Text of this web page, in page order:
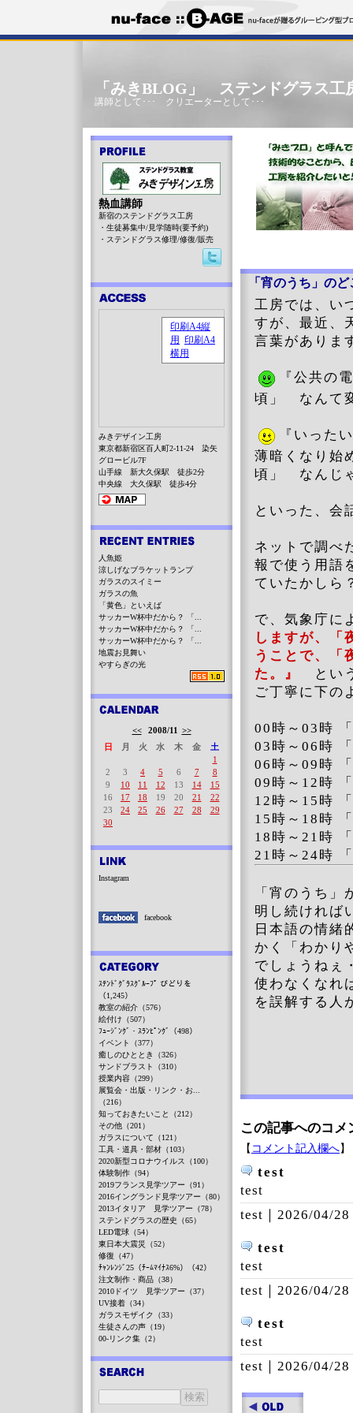
「みきBLOG」 ステンドグラス工
講師として･･･ クリエーターとして･･･
「宵のうち」の
工房では、い
すが、最近、
言葉がありま
『公共の
頃」 なんて
『いっ
薄暗くなり始
頃」 なんじ
といった、会
ネットで調べ
報で使う用語
ていたかしら
で、気象庁に
しますが、「
うことで、「
た。』
とい
ご丁寧に下の
00時～03時
03時～06時
06時～09
09時～12時
12時～15時
15時～18時
18時～21
21時～24時
「宵のうち
明し続けれ
日本語の情緒
かく「わかり
でしょうねぇ
使わなくなれ
を誤解する人
この記事へのコメ
【 コメント記入欄へ】
test
test
test｜ 2026/04/
test
test
test｜ 2026/04/
test
test
test｜ 2026/04/
熱血講師
新宿のステンドグラス工房
・生徒募集中/見学随時(要予約)
・ステンドグラス修理/修復/販売
みきデザイン工房
東京都新宿区百人町2-11-24 染矢
グロービル7F
山手線 新大久保駅 徒歩2分
中央線 大久保駅 徒歩4分
人魚姫
涼しげなブラケットランプ
ガラスのスイミー
ガラスの魚
「黄色」といえば
サッカーW杯中だから？ 「...
サッカーW杯中だから？ 「...
サッカーW杯中だから？ 「...
地震お見舞い
やすらぎの光
<< 2008/11 >>
日
月 火 水 木 金
土
1
2
3 4 5 6 7
8
9
10 11 12 13 14
15
16
17 18 19 20 21
22
23
24 25 26 27 28
29
30
Instagram
facebook
ｽﾃﾝﾄﾞｸﾞﾗｽｸﾞﾙｰﾌﾟ びどりを
（1,245）
教室の紹介（576）
絵付け（507）
ﾌｭｰｼﾞﾝｸﾞ・ｽﾗﾝﾋﾟﾝｸﾞ（498）
イベント（377）
癒しのひととき（326）
サンドブラスト（310）
授業内容（299）
展覧会・出版・リンク・お...
（216）
知っておきたいこと（212）
その他（201）
ガラスについて（121）
工具・道具・部材（103）
2020新型コロナウイルス（100）
体験制作（94）
2019フランス見学ツアー（91）
2016イングランド見学ツアー（80）
2013イタリア 見学ツアー（78）
ステンドグラスの歴史（65）
LED電球（54）
東日本大震災（52）
修復（47）
ﾁｬﾝﾚﾝｼﾞ25（ﾁｰﾑﾏｲﾅｽ6%）（42）
注文制作・商品（38）
2010ドイツ 見学ツアー（37）
UV接着（34）
ガラスモザイク（33）
生徒さんの声（19）
00-リンク集（2）